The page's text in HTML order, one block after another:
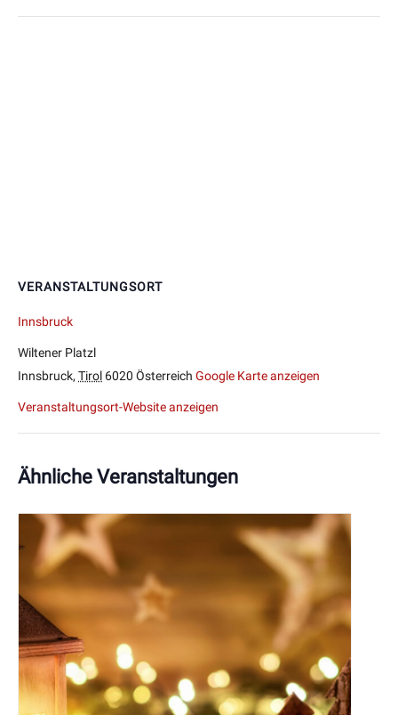
VERANSTALTUNGSORT
Innsbruck
Wiltener Platzl
Innsbruck, Tirol 6020 Österreich Google Karte anzeigen
Veranstaltungsort-Website anzeigen
Ähnliche Veranstaltungen